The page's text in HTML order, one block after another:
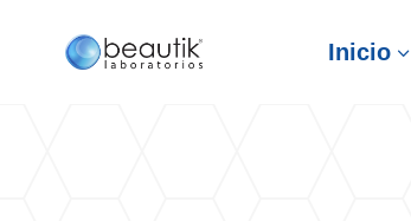
Inicio3